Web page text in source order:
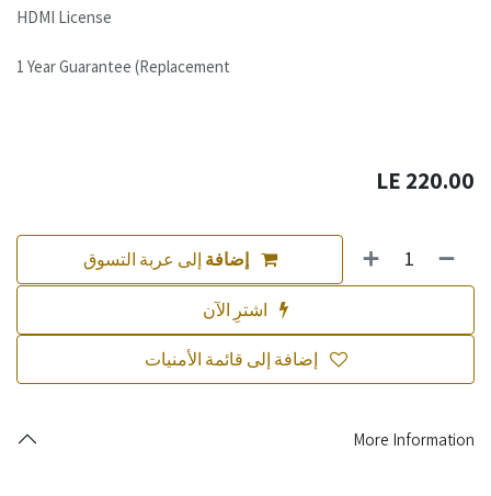
HDMI License
1 Year Guarantee (Replacement
220.00
إضافة إلى عربة التسوق
إضافة إلى قائمة الأمنيات
More Information